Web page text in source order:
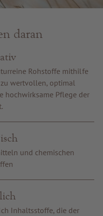
daran
Rohstoffe mithilfe
wertvollen, optimal
hochwirksame Pflege der
und chemischen
Inhaltsstoffe, die der